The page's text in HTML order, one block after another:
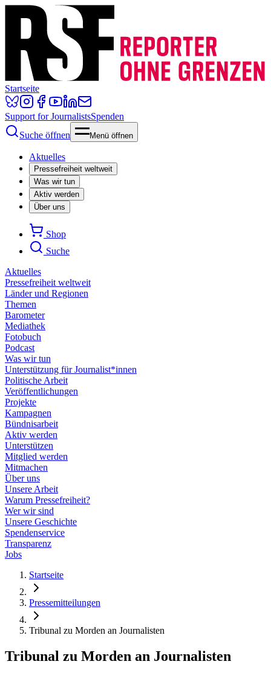
Startseite
Support for JournalistsSpenden
Suche öffnen
Menü öffnen
Aktuelles
Pressefreiheit weltweit
Was wir tun
Aktiv werden
Über uns
Shop
Suche
Aktuelles
Pressefreiheit weltweit
Länder und Regionen
Themen
Barometer
Mediathek
Fotobuch
Podcast
Was wir tun
Unterstützung für Journalist*innen
Politische Arbeit
Veröffentlichungen
Projekte
Kampagnen
Bündnisarbeit
Aktiv werden
Unterstützen
Mitglied werden
Mitmachen
Über uns
Unsere Arbeit
Warum Pressefreiheit?
Wer wir sind
Unsere Geschichte
Spendenservice
Transparenz
Jobs
Startseite
Pressemitteilungen
Tribunal zu Morden an Journalisten
Tribunal zu Morden an Journalisten